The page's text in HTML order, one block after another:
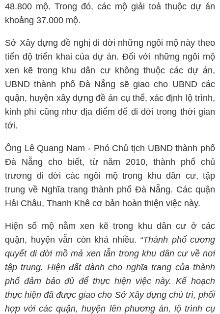
48.800 mộ. Trong đó, các mộ giải toả thuộc dự án
khoảng 37.000 mộ.
Sở Xây dựng đề nghị di dời những ngôi mộ này theo
tiến độ triển khai của dự án. Đối với những ngôi mộ
xen kẽ trong khu dân cư không thuộc các dự án,
UBND thành phố Đà Nẵng sẽ giao cho UBND các
quận, huyện xây dựng đề án cụ thể, xác định lộ trình,
kinh phí cũng như địa điểm để di dời trong thời gian
tới.
Ông Lê Quang Nam - Phó Chủ tịch UBND thành phố
Đà Nẵng cho biết, từ năm 2010, thành phố chủ
trương di dời các ngôi mộ trong khu dân cư, tập
trung về Nghĩa trang thành phố Đà Nẵng. Các quận
Hải Châu, Thanh Khê cơ bản hoàn thiện việc này.
Hiện số mộ nằm xen kẽ trong khu dân cư ở các
quận, huyện vẫn còn khá nhiều. “Thành phố cương
quyết di dời mồ mả xen lẫn trong khu dân cư về nơi
tập trung. Hiện đất dành cho nghĩa trang của thành
phố đảm bảo đủ để thực hiện việc này. Kế hoạch
thực hiện đã được giao cho Sở Xây dựng chủ trì, phối
hợp với các quận, huyện lên phương án, lộ trình cụ